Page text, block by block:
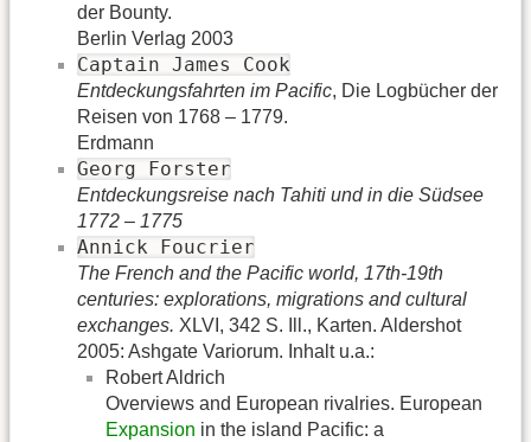
der Bounty.
Berlin Verlag 2003
Captain James Cook
Entdeckungsfahrten im Pacific, Die Logbücher der
Reisen von 1768 – 1779.
Erdmann
Georg Forster
Entdeckungsreise nach Tahiti und in die Südsee
1772 – 1775
Annick Foucrier
The French and the Pacific world, 17th-19th
centuries: explorations, migrations and cultural
exchanges. XLVI, 342 S. Ill., Karten. Aldershot
2005: Ashgate Variorum. Inhalt u.a.:
Robert Aldrich
Overviews and European rivalries. European
Expansion in the island Pacific: a